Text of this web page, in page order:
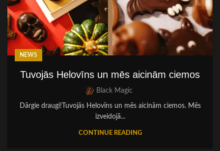
NEWS
Tuvojās Helovīns un mēs aicinām ciemos
Black Magic
Dārgie draugi!Tuvojās Helovīns un mēs aicinām ciemos. Mēs
izveidojā...
CONTINUE READING